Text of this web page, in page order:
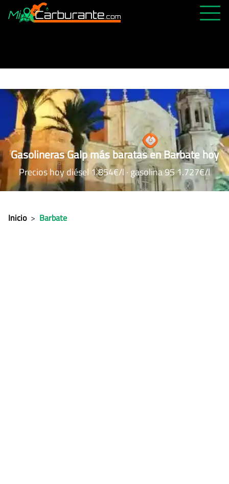
ABIERTAS 24H
ÚLTIMAS MATRÍCULAS
FAVORITAS
Gasolineras Galp más baratas en Barbate hoy
Precios hoy diésel 1.854€/l · gasolina 95 1.727€/l
Inicio > Barbate